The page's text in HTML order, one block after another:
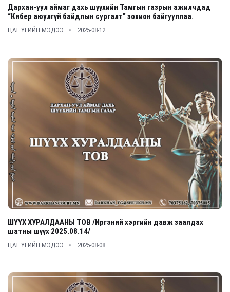
Дархан-уул аймаг дахь шүүхийн Тамгын газрын ажилчдад
“Кибер аюулгүй байдлын сургалт” зохион байгууллаа.
ЦАГ ҮЕИЙН МЭДЭЭ 2025-08-12
ШҮҮХ ХУРАЛДААНЫ ТОВ /Иргэний хэргийн давж заалдах
шатны шүүх 2025.08.14/
ЦАГ ҮЕИЙН МЭДЭЭ 2025-08-08